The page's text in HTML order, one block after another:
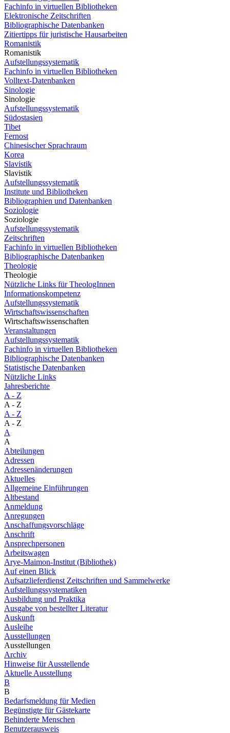
Fachinfo in virtuellen Bibliotheken
Elektronische Zeitschriften
Bibliographische Datenbanken
Zitiertipps für juristische Hausarbeiten
Romanistik
Romanistik
Aufstellungssystematik
Fachinfo in virtuellen Bibliotheken
Volltext-Datenbanken
Sinologie
Sinologie
Aufstellungssystematik
Südostasien
Tibet
Fernost
Chinesischer Sprachraum
Korea
Slavistik
Slavistik
Aufstellungssystematik
Institute und Bibliotheken
Bibliographien und Datenbanken
Soziologie
Soziologie
Aufstellungssystematik
Zeitschriften
Fachinfo in virtuellen Bibliotheken
Bibliographische Datenbanken
Theologie
Theologie
Nützliche Links für TheologInnen
Informationskompetenz
Aufstellungssystematik
Wirtschaftswissenschaften
Wirtschaftswissenschaften
Veranstaltungen
Aufstellungssystematik
Fachinfo in virtuellen Bibliotheken
Bibliographische Datenbanken
Statistische Datenbanken
Nützliche Links
Jahresberichte
A - Z
A - Z
A - Z
A - Z
A
A
Abteilungen
Adressen
Adressenänderungen
Aktuelles
Allgemeine Einführungen
Altbestand
Anmeldung
Anregungen
Anschaffungsvorschläge
Anschrift
Ansprechpersonen
Arbeitswagen
Arye-Maimon-Institut (Bibliothek)
Auf einen Blick
Aufsatzlieferdienst Zeitschriften und Sammelwerke
Aufstellungssystematiken
Ausbildung und Praktika
Ausgabe von bestellter Literatur
Auskunft
Ausleihe
Ausstellungen
Ausstellungen
Archiv
Hinweise für Ausstellende
Aktuelle Ausstellung
B
B
Bedarfsmeldung für Medien
Begünstigte für Gästekarte
Behinderte Menschen
Benutzerausweis